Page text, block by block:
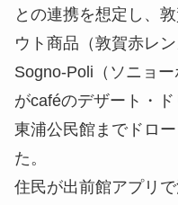
との連携を想定し、
ウト商品（敦賀赤レ
Sogno-Poli（ソニョ
がcaféのデザート・
東浦公民館までドロ
た。
住民が出前館アプリ